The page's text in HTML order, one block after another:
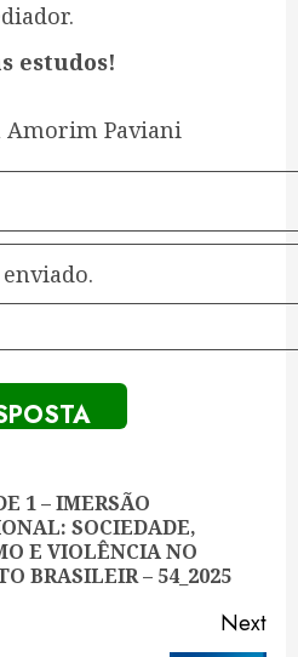
estudos!
Amorim Paviani
1 – IMERSÃO
SOCIEDADE,
E VIOLÊNCIA NO
BRASILEIR – 54_2025
Next